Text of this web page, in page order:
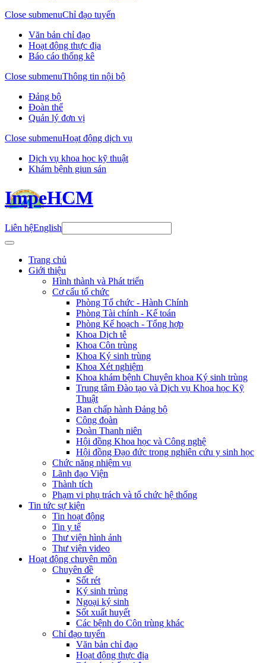
Close submenuChỉ đạo tuyến
Văn bản chỉ đạo
Hoạt động thực địa
Báo cáo thống kê
Close submenuThông tin nội bộ
Đảng bộ
Đoàn thể
Quản lý đơn vị
Close submenuHoạt động dịch vụ
Dịch vụ khoa học kỹ thuật
Khám bệnh giun sán
ImpeHCM
Liên hệEnglish
Trang chủ
Giới thiệu
Hình thành và Phát triển
Cơ cấu tổ chức
Phòng Tổ chức - Hành Chính
Phòng Tài chính - Kế toán
Phòng Kế hoạch - Tổng hợp
Khoa Dịch tễ
Khoa Côn trùng
Khoa Ký sinh trùng
Khoa Xét nghiệm
Khoa khám bệnh Chuyên khoa Ký sinh trùng
Trung tâm Đào tạo và Dịch vụ Khoa học Kỹ
Thuật
Ban chấp hành Đảng bộ
Công đoàn
Đoàn Thanh niên
Hội đồng Khoa học và Công nghệ
Hội đồng Đạo đức trong nghiên cứu y sinh học
Chức năng nhiệm vụ
Lãnh đạo Viện
Thành tích
Phạm vi phụ trách và tổ chức hệ thống
Tin tức sự kiện
Tin hoạt động
Tin y tế
Thư viện hình ảnh
Thư viện video
Hoạt động chuyên môn
Chuyên đề
Sốt rét
Ký sinh trùng
Ngoại ký sinh
Sốt xuất huyết
Các bệnh do Côn trùng khác
Chỉ đạo tuyến
Văn bản chỉ đạo
Hoạt động thực địa